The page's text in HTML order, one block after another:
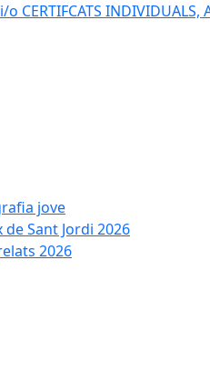
CERTIFCATS
jove
Sant Jordi 2026
2026